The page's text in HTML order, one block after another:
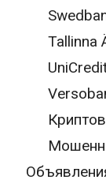
Tallinna